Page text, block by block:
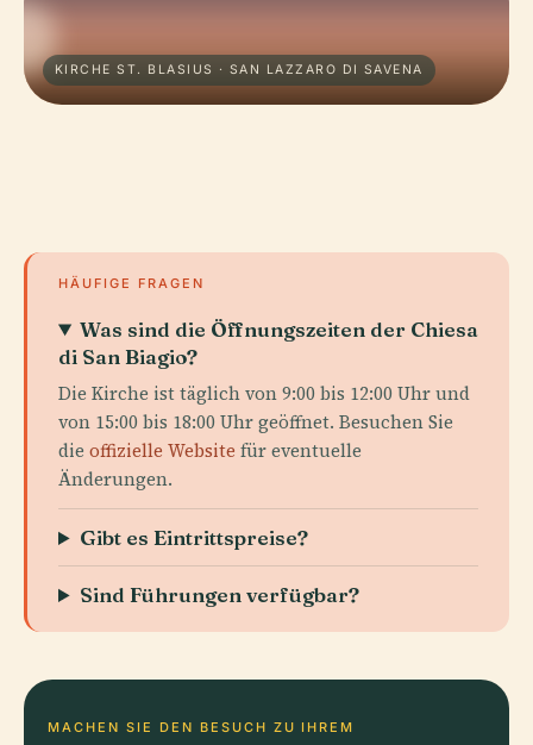
KIRCHE ST. BLASIUS · SAN LAZZARO DI SAVENA
HÄUFIGE FRAGEN
Was sind die Öffnungszeiten der Chiesa
di San Biagio?
Die Kirche ist täglich von 9:00 bis 12:00 Uhr und
von 15:00 bis 18:00 Uhr geöffnet. Besuchen Sie
die offizielle Website für eventuelle
Änderungen.
Gibt es Eintrittspreise?
Sind Führungen verfügbar?
MACHEN SIE DEN BESUCH ZU IHREM